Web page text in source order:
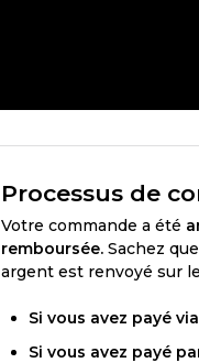
Processus de
Votre commande a été
remboursée. Sachez
argent est renvoyé sur
Si vous avez payé
Si vous avez payé